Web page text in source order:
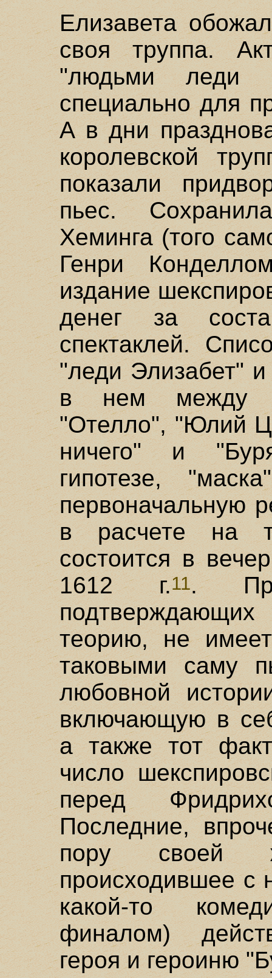
Елизавета
своя труппа.
"людьми леди
специально для
А в дни
королевской
показали
пьес.
Хеминга (того
Генри
издание
денег за
спектаклей.
"леди Элизабет"
в нем между
"Отелло", "Юлий
ничего" и
гипотезе, "маска"
первоначальную
в расчете на
состоится в
1612 г.11.
теорию, не
таковыми саму
любовной
включающую в
а также тот
число
перед
Последние,
пору своей
происходившее с
какой-то
финалом)
героя и героиню